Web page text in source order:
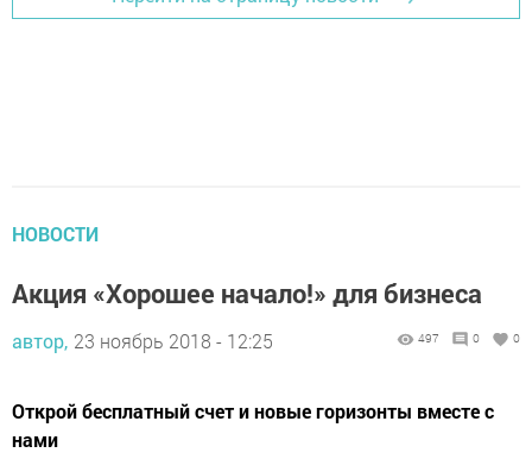
НОВОСТИ
Акция «Хорошее начало!» для бизнеса
автор, 23 ноябрь 2018 - 12:25 497 0 0
Открой бесплатный счет и новые горизонты вместе с
нами